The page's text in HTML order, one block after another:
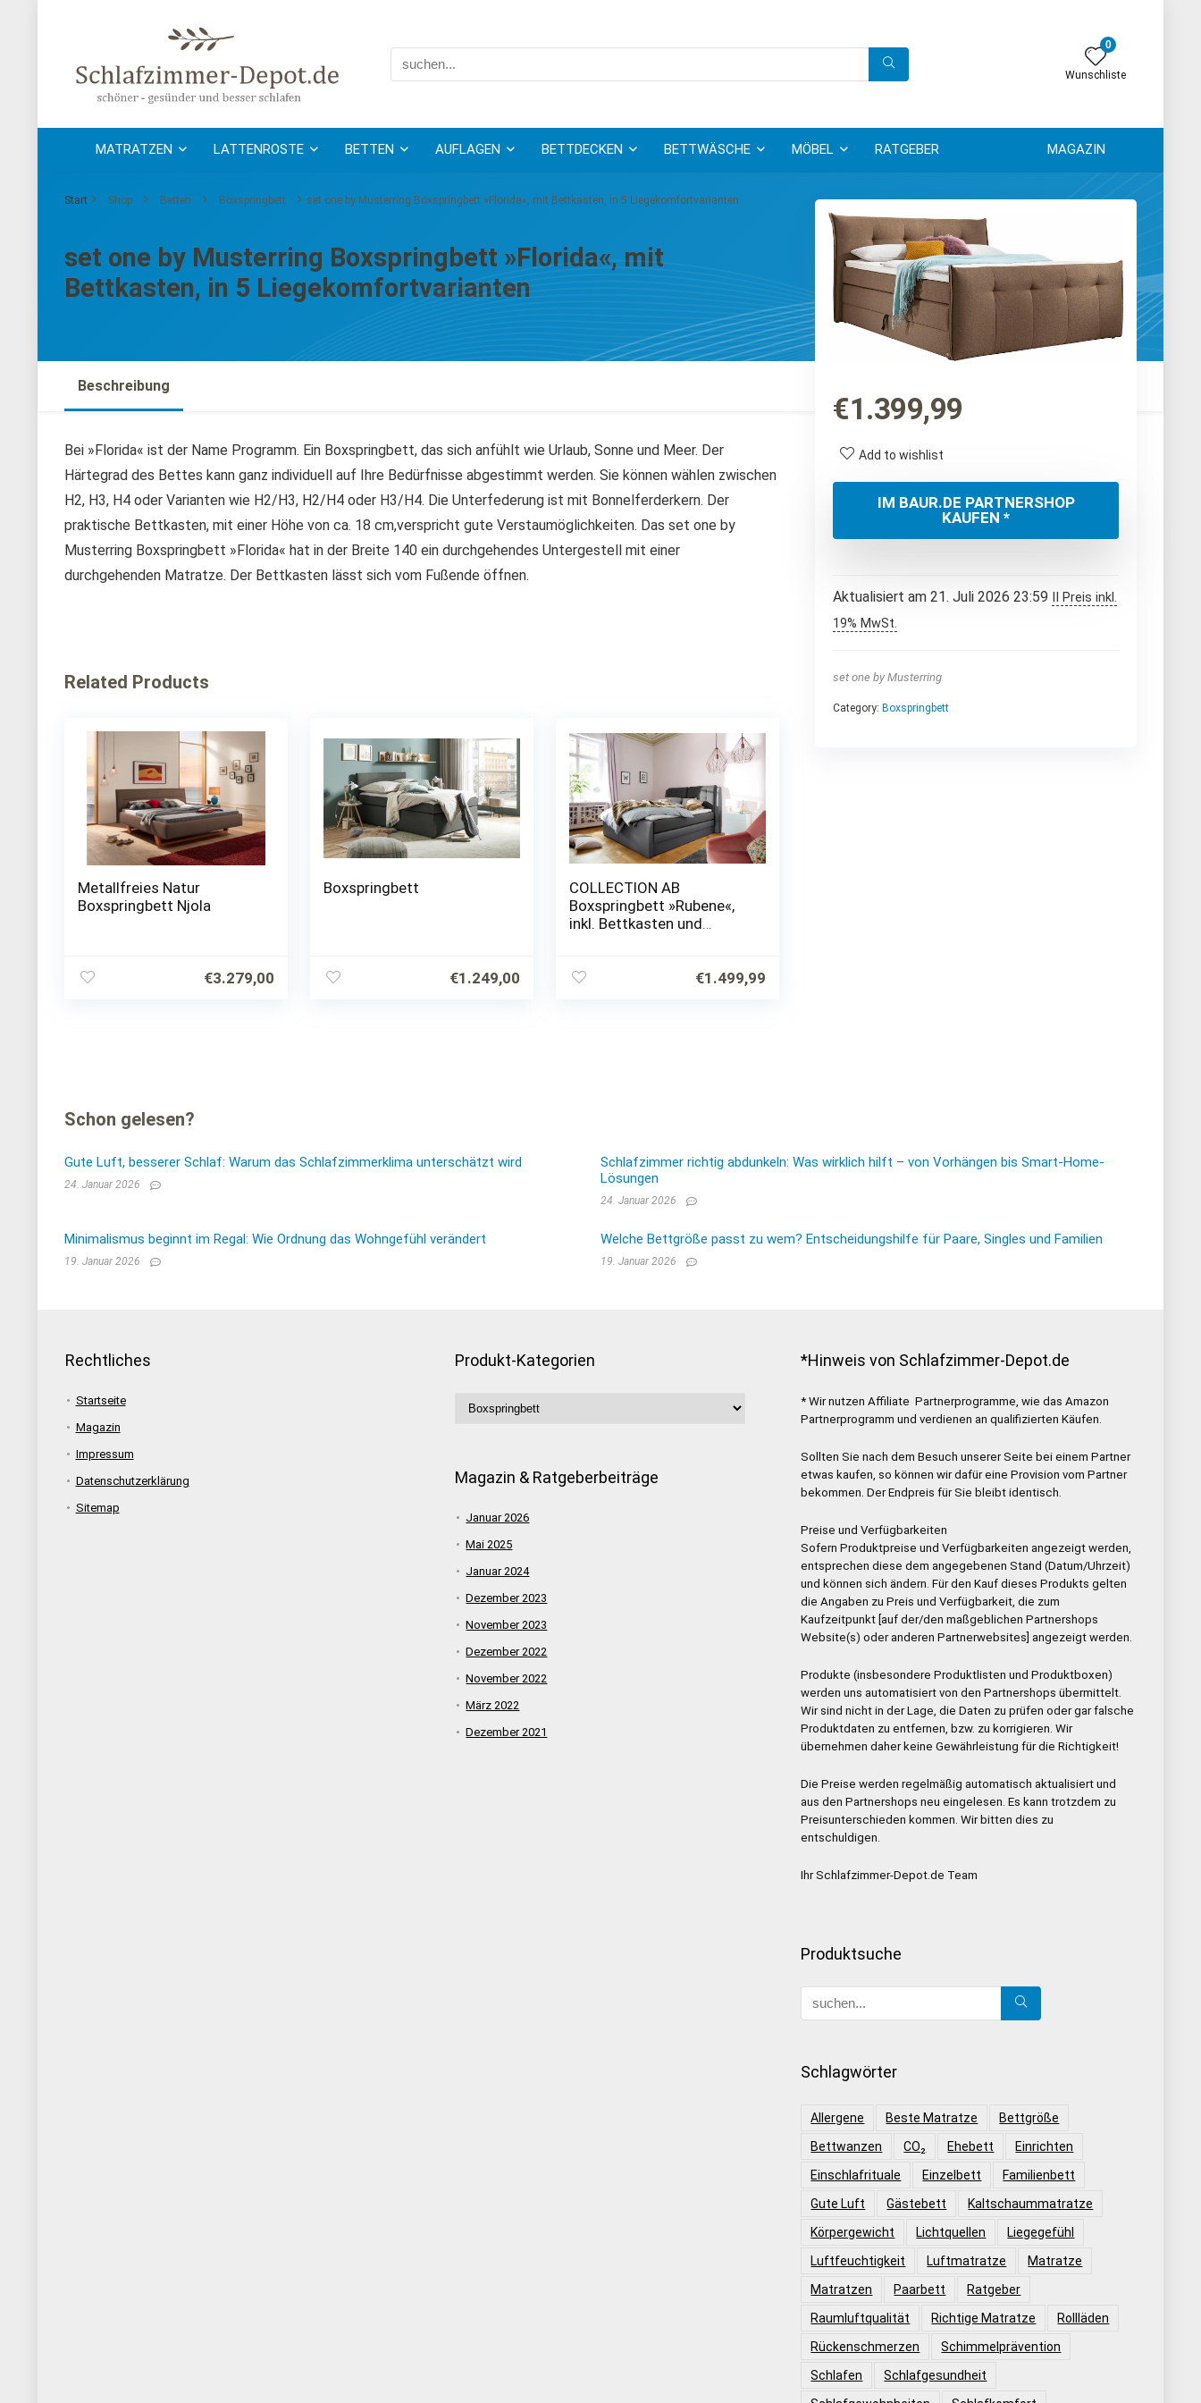
0
Wunschliste
MATRATZEN LATTENROSTE BETTEN AUFLAGEN BETTDECKEN BETTWÄSCHE MÖBEL RATGEBER MAGAZIN
Start Shop Betten Boxspringbett set one by Musterring Boxspringbett »Florida«, mit Bettkasten, in 5 Liegekomfortvarianten
set one by Musterring Boxspringbett »Florida«, mit
Bettkasten, in 5 Liegekomfortvarianten
€1.399,99
Add to wishlist
IM BAUR.DE PARTNERSHOP
KAUFEN *
Aktualisiert am 21. Juli 2026 23:59
II Preis inkl.
19% MwSt.
set one by Musterring
Category: Boxspringbett
Beschreibung
Bei »Florida« ist der Name Programm. Ein Boxspringbett, das sich anfühlt wie Urlaub, Sonne und Meer. Der
Härtegrad des Bettes kann ganz individuell auf Ihre Bedürfnisse abgestimmt werden. Sie können wählen zwischen
H2, H3, H4 oder Varianten wie H2/H3, H2/H4 oder H3/H4. Die Unterfederung ist mit Bonnelferderkern. Der
praktische Bettkasten, mit einer Höhe von ca. 18 cm,verspricht gute Verstaumöglichkeiten. Das set one by
Musterring Boxspringbett »Florida« hat in der Breite 140 ein durchgehendes Untergestell mit einer
durchgehenden Matratze. Der Bettkasten lässt sich vom Fußende öffnen.
Related Products
Metallfreies Natur
Boxspringbett Njola
€3.279,00
Boxspringbett
€1.249,00
COLLECTION AB
Boxspringbett »Rubene«,
inkl. Bettkasten und
€1.499,99
Schon gelesen?
Gute Luft, besserer Schlaf: Warum das Schlafzimmerklima unterschätzt wird
24. Januar 2026
Schlafzimmer richtig abdunkeln: Was wirklich hilft – von Vorhängen bis Smart-Home-
Lösungen
24. Januar 2026
Minimalismus beginnt im Regal: Wie Ordnung das Wohngefühl verändert
19. Januar 2026
Welche Bettgröße passt zu wem? Entscheidungshilfe für Paare, Singles und Familien
19. Januar 2026
Rechtliches
Startseite
Magazin
Impressum
Datenschutzerklärung
Sitemap
Produkt-Kategorien
Magazin & Ratgeberbeiträge
Januar 2026
Mai 2025
Januar 2024
Dezember 2023
November 2023
Dezember 2022
November 2022
März 2022
Dezember 2021
*Hinweis von Schlafzimmer-Depot.de
* Wir nutzen Affiliate Partnerprogramme, wie das Amazon
Partnerprogramm und verdienen an qualifizierten Käufen.
Sollten Sie nach dem Besuch unserer Seite bei einem Partner
etwas kaufen, so können wir dafür eine Provision vom Partner
bekommen. Der Endpreis für Sie bleibt identisch.
Preise und Verfügbarkeiten
Sofern Produktpreise und Verfügbarkeiten angezeigt werden,
entsprechen diese dem angegebenen Stand (Datum/Uhrzeit)
und können sich ändern. Für den Kauf dieses Produkts gelten
die Angaben zu Preis und Verfügbarkeit, die zum
Kaufzeitpunkt [auf der/den maßgeblichen Partnershops
Website(s) oder anderen Partnerwebsites] angezeigt werden.
Produkte (insbesondere Produktlisten und Produktboxen)
werden uns automatisiert von den Partnershops übermittelt.
Wir sind nicht in der Lage, die Daten zu prüfen oder gar falsche
Produktdaten zu entfernen, bzw. zu korrigieren. Wir
übernehmen daher keine Gewährleistung für die Richtigkeit!
Die Preise werden regelmäßig automatisch aktualisiert und
aus den Partnershops neu eingelesen. Es kann trotzdem zu
Preisunterschieden kommen. Wir bitten dies zu
entschuldigen.
Ihr Schlafzimmer-Depot.de Team
Produktsuche
Schlagwörter
Allergene Beste Matratze
Bettgröße
Bettwanzen
CO₂ Ehebett
Einrichten
Einschlafrituale
Einzelbett
Familienbett
Gute Luft
Gästebett
Kaltschaummatratze
Körpergewicht
Lichtquellen
Liegegefühl
Luftfeuchtigkeit
Luftmatratze
Matratze
Matratzen
Paarbett
Ratgeber
Raumluftqualität
Richtige Matratze
Rollläden
Rückenschmerzen
Schimmelprävention
Schlafen
Schlafgesundheit